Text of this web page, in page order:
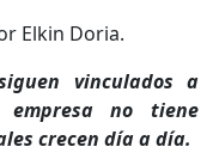
Elkin Doria.
vinculados a
no tiene
crecen día a día.